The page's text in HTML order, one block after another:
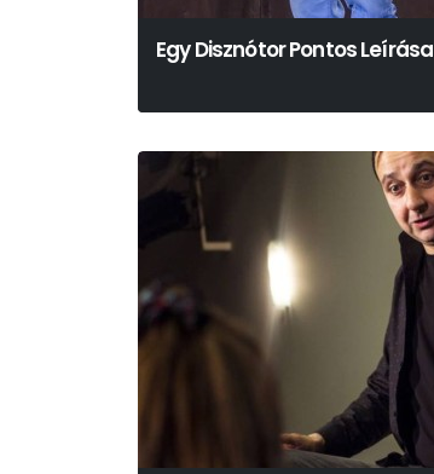
Egy Disznótor Pontos Leírása